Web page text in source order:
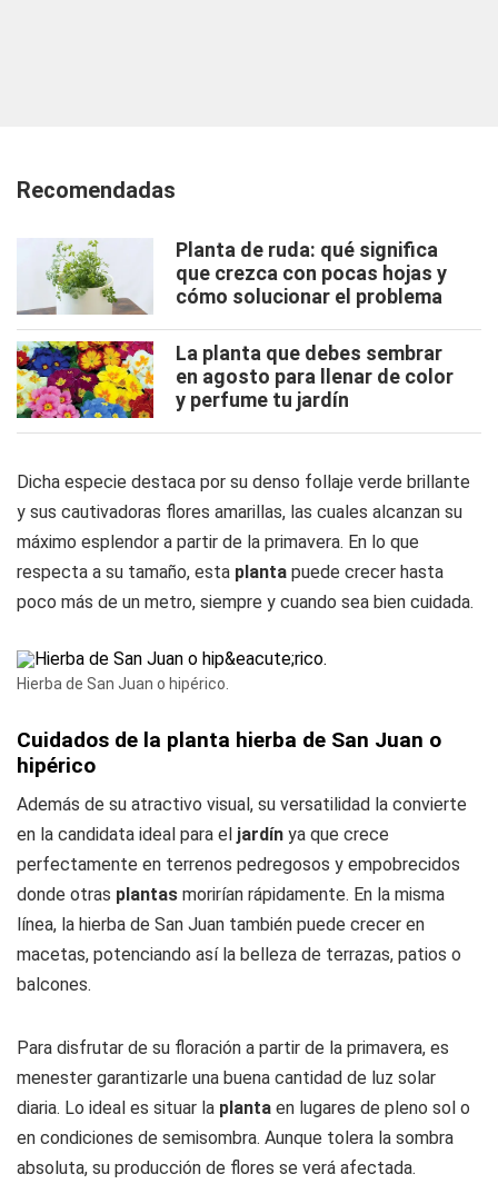
Recomendadas
Planta de ruda: qué significa
que crezca con pocas hojas y
cómo solucionar el problema
La planta que debes sembrar
en agosto para llenar de color
y perfume tu jardín
Dicha especie destaca por su denso follaje verde brillante
y sus cautivadoras flores amarillas, las cuales alcanzan su
máximo esplendor a partir de la primavera. En lo que
respecta a su tamaño, esta planta puede crecer hasta
poco más de un metro, siempre y cuando sea bien cuidada.
Hierba de San Juan o hipérico.
Cuidados de la planta hierba de San Juan o
hipérico
Además de su atractivo visual, su versatilidad la convierte
en la candidata ideal para el jardín ya que crece
perfectamente en terrenos pedregosos y empobrecidos
donde otras plantas morirían rápidamente. En la misma
línea, la hierba de San Juan también puede crecer en
macetas, potenciando así la belleza de terrazas, patios o
balcones.
Para disfrutar de su floración a partir de la primavera, es
menester garantizarle una buena cantidad de luz solar
diaria. Lo ideal es situar la planta en lugares de pleno sol o
en condiciones de semisombra. Aunque tolera la sombra
absoluta, su producción de flores se verá afectada.